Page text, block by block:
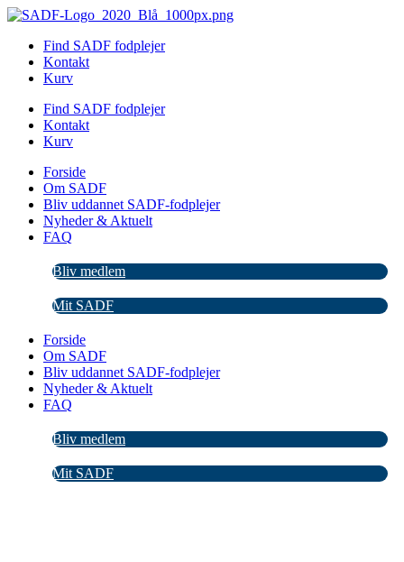
Videre
indholdFind SADF fodplejer
Kontakt
Kurv
Find SADF fodplejer
Kontakt
Kurv
Forside
Om SADF
Bliv uddannet SADF-fodplejer
Nyheder & Aktuelt
FAQ
Bliv medlem
Mit SADF
Forside
Om SADF
Bliv uddannet SADF-fodplejer
Nyheder & Aktuelt
FAQ
Bliv medlem
Mit SADF